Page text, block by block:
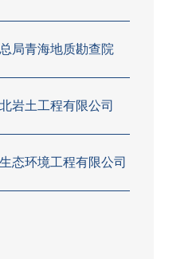
局青海地质勘查院
岩土工程有限公司
态环境工程有限公司